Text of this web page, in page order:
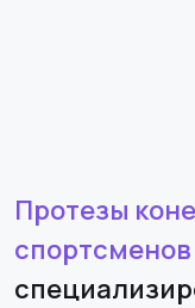
Протезы
спортсменов